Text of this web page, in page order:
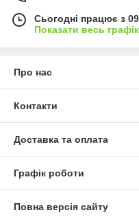
Сьогодні працює з
Показати весь
Про нас
Контакти
Доставка та оплата
Графік роботи
Повна версія сайту